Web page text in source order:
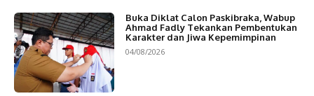
Buka Diklat Calon Paskibraka, Wabup
Ahmad Fadly Tekankan Pembentukan
Karakter dan Jiwa Kepemimpinan
04/08/2026